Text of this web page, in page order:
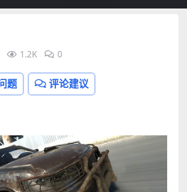
1.2K 0
题 评论建议